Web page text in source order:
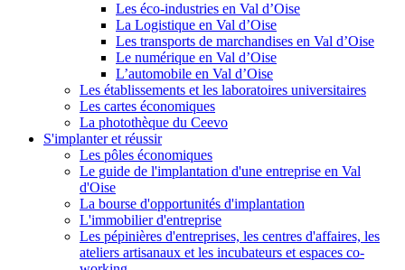
Les éco-industries en Val d’Oise
La Logistique en Val d’Oise
Les transports de marchandises en Val d’Oise
Le numérique en Val d’Oise
L’automobile en Val d’Oise
Les établissements et les laboratoires universitaires
Les cartes économiques
La photothèque du Ceevo
S'implanter et réussir
Les pôles économiques
Le guide de l'implantation d'une entreprise en Val
d'Oise
La bourse d'opportunités d'implantation
L'immobilier d'entreprise
Les pépinières d'entreprises, les centres d'affaires, les
ateliers artisanaux et les incubateurs et espaces co-